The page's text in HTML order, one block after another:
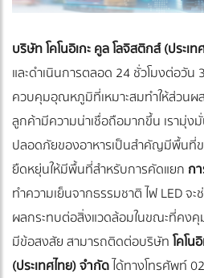
บริษัท โคโนอิเกะ คูล โลจิสติกส์ (ประเ
และดำเนินการตลอด 24 ชั่วโมงต่อวัน
ควบคุมอุณหภูมิที่เหมาะสมทำให้ส่วน
ลูกค้ามีความน่าเชื่อถือมากขึ้น เรามุ่ง
ปลอดภัยของอาหารเป็นสำคัญมีพื้นที่
ยืดหยุ่นให้มีพื้นที่สำหรับการคัดแยก ก
ทำความเย็นจากธรรมชาติ ไฟ LED จ
ผลกระทบต่อสิ่งแวดล้อมในขณะที่คง
มีข้อสงสัย สามารถติดต่อบริษัทโคโน
(ประเทศไทย) จำกัดได้ทางโทรศัพท์